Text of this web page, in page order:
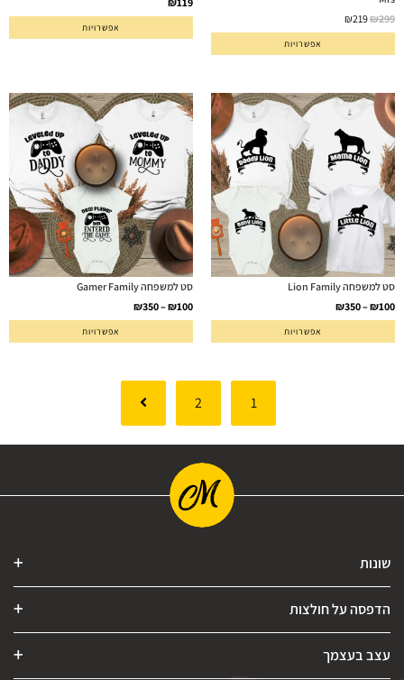
₪299
₪219
אפשרויות
אפשרויות
סט למשפחה Lion Family
₪100
–
₪350
אפשרויות
סט למשפחה Gamer Family
₪100
–
₪350
אפשרויות
1
2
שונות
הדפסה על חולצות
עצב בעצמך